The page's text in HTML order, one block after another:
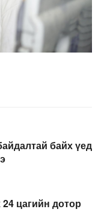
байх үед
цагийн дотор